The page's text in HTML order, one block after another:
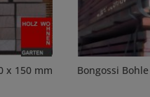
x 150 mm Bongossi